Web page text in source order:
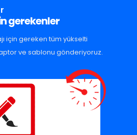
gerekenler
için gereken tüm yükselti
ve sablonu gönderiyoruz.